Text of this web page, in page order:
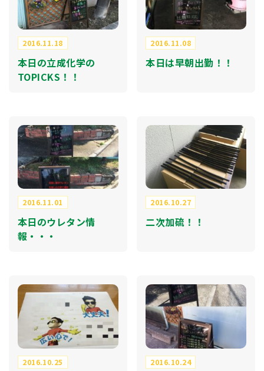
2016.11.18
本日の立成化学の
TOPICKS！！
2016.11.08
本日は早朝出勤！！
2016.11.01
本日のウレタン情
報・・・
2016.10.27
二次加硫！！
2016.10.25 2016.10.24